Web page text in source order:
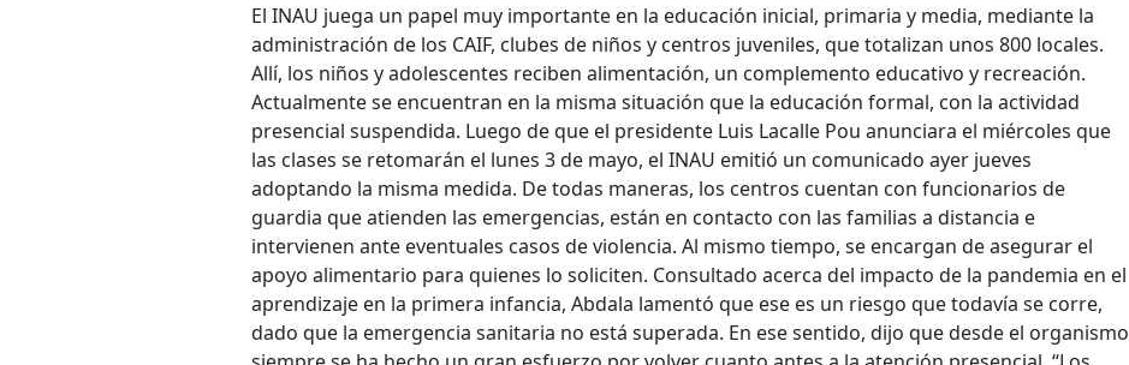
El INAU juega un papel muy importante en la educación inicial, primaria y media, mediante la
administración de los CAIF, clubes de niños y centros juveniles, que totalizan unos 800 locales.
Allí, los niños y adolescentes reciben alimentación, un complemento educativo y recreación.
Actualmente se encuentran en la misma situación que la educación formal, con la actividad
presencial suspendida. Luego de que el presidente Luis Lacalle Pou anunciara el miércoles que
las clases se retomarán el lunes 3 de mayo, el INAU emitió un comunicado ayer jueves
adoptando la misma medida. De todas maneras, los centros cuentan con funcionarios de
guardia que atienden las emergencias, están en contacto con las familias a distancia e
intervienen ante eventuales casos de violencia. Al mismo tiempo, se encargan de asegurar el
apoyo alimentario para quienes lo soliciten. Consultado acerca del impacto de la pandemia en el
aprendizaje en la primera infancia, Abdala lamentó que ese es un riesgo que todavía se corre,
dado que la emergencia sanitaria no está superada. En ese sentido, dijo que desde el organismo